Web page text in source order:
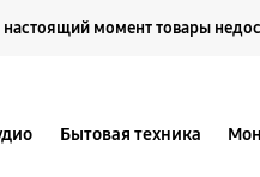
настоящий момент товары
Бытовая техника